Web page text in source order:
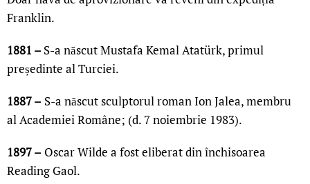
Franklin.
1881 –S-a născut Mustafa Kemal Atatürk, primul
președinte al Turciei.
1887 – S-a născut sculptorul roman Ion Jalea, membru
al Academiei Române; (d. 7 noiembrie 1983).
1897 – Oscar Wilde a fost eliberat din închisoarea
Reading Gaol.